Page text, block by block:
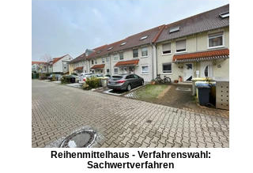
Reihenmittelhaus - Verfahrenswahl:
Sachwertverfahren